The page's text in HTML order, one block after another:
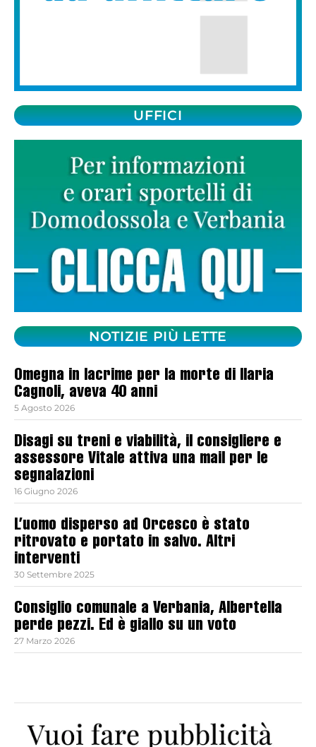
UFFICI
NOTIZIE PIÙ LETTE
Omegna in lacrime per la morte di Ilaria
Cagnoli, aveva 40 anni
5 Agosto 2026
Disagi su treni e viabilità, il consigliere e
assessore Vitale attiva una mail per le
segnalazioni
16 Giugno 2026
L’uomo disperso ad Orcesco è stato
ritrovato e portato in salvo. Altri
interventi
30 Settembre 2025
Consiglio comunale a Verbania, Albertella
perde pezzi. Ed è giallo su un voto
27 Marzo 2026